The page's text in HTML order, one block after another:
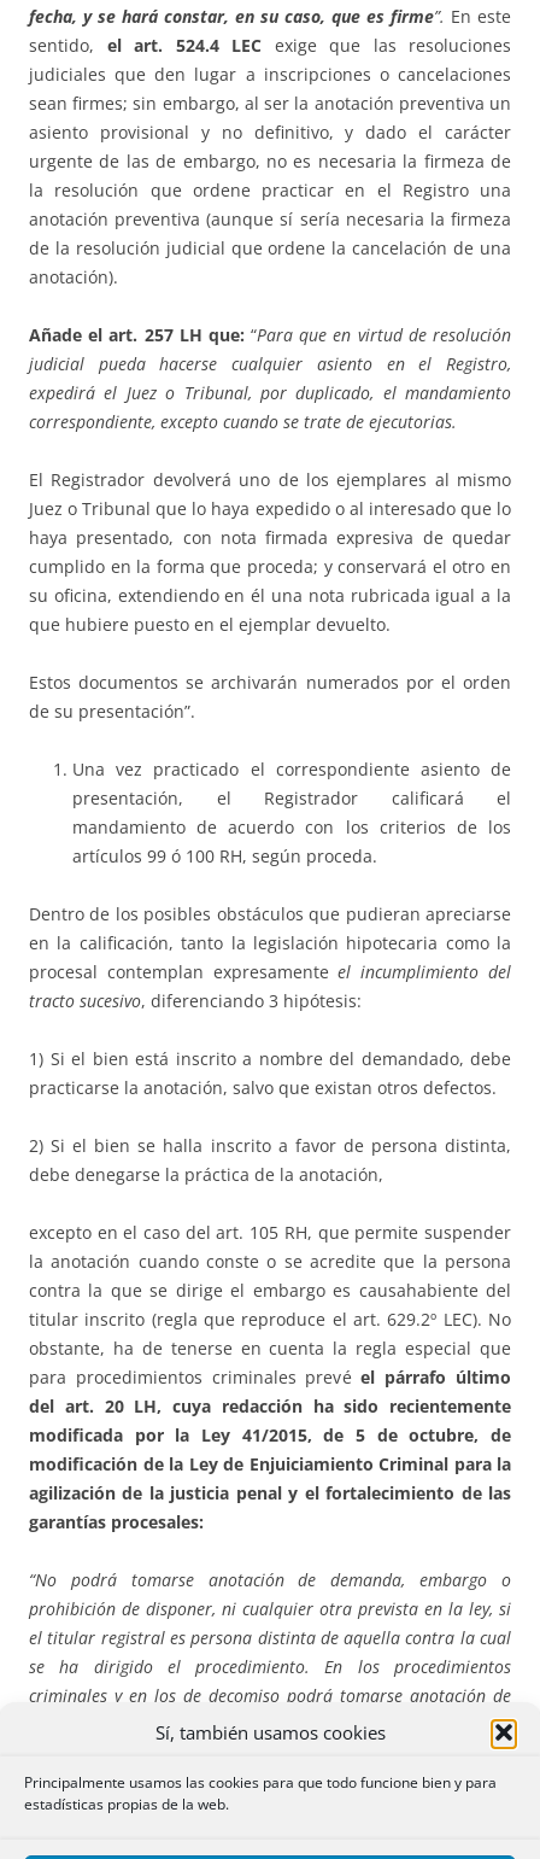
Sí, también usamos cookies
Principalmente usamos las cookies para que todo funcione bien y para
estadísticas propias de la web.
fecha, y se hará constar, en su caso, que es firme”. En este
sentido, el art. 524.4 LEC exige que las resoluciones
judiciales que den lugar a inscripciones o cancelaciones
sean firmes; sin embargo, al ser la anotación preventiva un
asiento provisional y no definitivo, y dado el carácter
urgente de las de embargo, no es necesaria la firmeza de
la resolución que ordene practicar en el Registro una
anotación preventiva (aunque sí sería necesaria la firmeza
de la resolución judicial que ordene la cancelación de una
anotación).
Añade el art. 257 LH que:“Para que en virtud de resolución
judicial pueda hacerse cualquier asiento en el Registro,
expedirá el Juez o Tribunal, por duplicado, el mandamiento
correspondiente, excepto cuando se trate de ejecutorias.
El Registrador devolverá uno de los ejemplares al mismo
Juez o Tribunal que lo haya expedido o al interesado que lo
haya presentado, con nota firmada expresiva de quedar
cumplido en la forma que proceda; y conservará el otro en
su oficina, extendiendo en él una nota rubricada igual a la
que hubiere puesto en el ejemplar devuelto.
Estos documentos se archivarán numerados por el orden
de su presentación”.
Una vez practicado el correspondiente asiento de
presentación, el Registrador calificará el
mandamiento de acuerdo con los criterios de los
artículos 99 ó 100 RH, según proceda.
Dentro de los posibles obstáculos que pudieran apreciarse
en la calificación, tanto la legislación hipotecaria como la
procesal contemplan expresamenteel incumplimiento del
tracto sucesivo, diferenciando 3 hipótesis:
1) Si el bien está inscrito a nombre del demandado, debe
practicarse la anotación, salvo que existan otros defectos.
2) Si el bien se halla inscrito a favor de persona distinta,
debe denegarse la práctica de la anotación,
excepto en el caso del art. 105 RH, que permite suspender
la anotación cuando conste o se acredite que la persona
contra la que se dirige el embargo es causahabiente del
titular inscrito (regla que reproduce el art. 629.2º LEC). No
obstante, ha de tenerse en cuenta la regla especial que
para procedimientos criminales prevéel párrafo último
del art. 20 LH, cuya redacción ha sido recientemente
modificada por la Ley 41/2015, de 5 de octubre, de
modificación de la Ley de Enjuiciamiento Criminal para la
agilización de la justicia penal y el fortalecimiento de las
garantías procesales:
“No podrá tomarse anotación de demanda, embargo o
prohibición de disponer, ni cualquier otra prevista en la ley, si
el titular registral es persona distinta de aquella contra la cual
se ha dirigido el procedimiento. En los procedimientos
criminales y en los de decomiso podrá tomarse anotación de
embargo preventivo o de prohibición de disponer de los bienes,
como medida cautelar, cuando a juicio del juez o tribunal
existan indicios racionales de que el verdadero titular de los
mismos es el encausado, haciéndolo constar así en el